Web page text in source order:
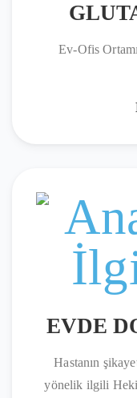
Ev-Ofis
EVDE
Hastanın
yönelik ilgili